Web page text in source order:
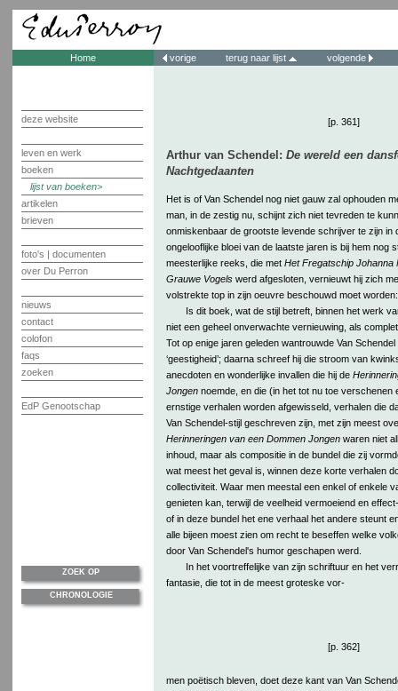
Home
deze website
leven en werk
boeken
lijst van boeken
artikelen
brieven
foto's | documenten
over Du Perron
nieuws
contact
colofon
faqs
zoeken
EdP Genootschap
vorige terug naar lijst volgende
[p. 361]
Arthur van Schendel: De wereld een
Nachtgedaanten
Het is of Van Schendel nog niet gauw zal ophouden
man, in de zestig nu, schijnt zich niet tevreden te
onmiskenbaar de grootste levende schrijver te zijn in
ongelooflijke bloei van de laatste jaren is bij hem nog
meesterlijke reeks, die met Het Fregatschip Johanna
Grauwe Vogelswerd afgesloten, vernieuwt hij zich
volstrekte top in zijn oeuvre beschouwd moet
Is dit boek, wat de stijl betreft, binnen het werk
niet een geheel onverwachte vernieuwing, als
Tot op enige jaren geleden wantrouwde Van
‘geestigheid’; daarna schreef hij die stroom van
anecdoten en wonderlijke invallen die hij de
Jongennoemde, en die (in het tot nu toe verschenen
ernstige verhalen worden afgewisseld, verhalen die
Van Schendel-stijl geschreven zijn, met zijn meest
Herinneringen van een Dommen Jongenwaren niet
inhoud, maar als compositie in de bundel die zij
wat meest het geval is, winnen deze korte verhalen
collectiviteit. Waar men meestal een enkel of enkele
genieten kan, terwijl de veelheid vermoeiend en
of in deze bundel het ene verhaal het andere steunt
alle bijeen moest zien om recht te beseffen welke
door Van Schendel's humor geschapen werd.
In het voortreffelijke van zijn schriftuur en het
fantasie, die tot in de meest groteske vor-
[p. 362]
men poëtisch bleven, doet deze kant van Van
ZOEK OP
CHRONOLOGIE